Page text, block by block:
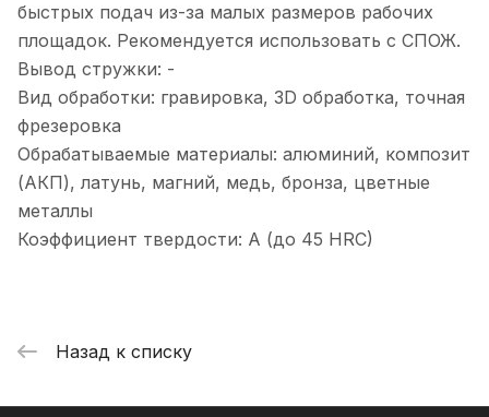
быстрых подач из-за малых размеров рабочих
площадок. Рекомендуется использовать с СПОЖ.
Вывод стружки: -
Вид обработки: гравировка, 3D обработка, точная
фрезеровка
Обрабатываемые материалы: алюминий, композит
(АКП), латунь, магний, медь, бронза, цветные
металлы
Коэффициент твердости: A (до 45 HRC)
Назад к списку